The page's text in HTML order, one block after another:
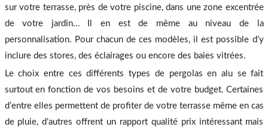
sur votre terrasse, près de votre piscine, dans une zone excentrée
de votre jardin… Il en est de même au niveau de la
personnalisation. Pour chacun de ces modèles, il est possible d’y
inclure des stores, des éclairages ou encore des baies vitrées.
Le choix entre ces différents types de pergolas en alu se fait
surtout en fonction de vos besoins et de votre budget. Certaines
d’entre elles permettent de profiter de votre terrasse même en cas
de pluie, d’autres offrent un rapport qualité prix intéressant mais